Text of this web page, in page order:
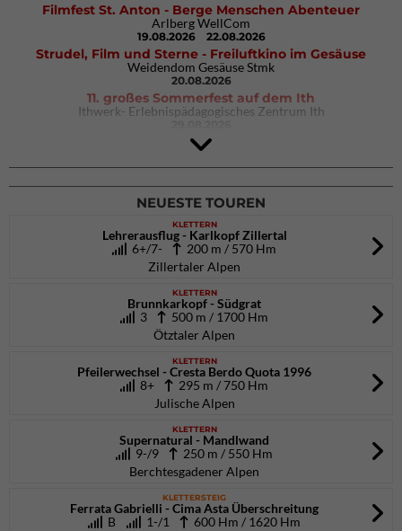
Filmfest St. Anton - Berge Menschen Abenteuer
Arlberg WellCom
19.08.2026 22.08.2026
Strudel, Film und Sterne - Freiluftkino im Gesäuse
Weidendom Gesäuse Stmk
20.08.2026
11. großes Sommerfest auf dem Ith
Ithwerk- Erlebnispädagogisches Zentrum Ith
Rock Master Arco
Arco (IT)
NEUESTE TOUREN
KLETTERN
Lehrerausflug - Karlkopf Zillertal
6+/7-
200 m / 570 Hm
Zillertaler Alpen
KLETTERN
Brunnkarkopf - Südgrat
3
500 m / 1700 Hm
Ötztaler Alpen
KLETTERN
Pfeilerwechsel - Cresta Berdo Quota 1996
8+
295 m / 750 Hm
Julische Alpen
KLETTERN
Supernatural - Mandlwand
9-/9
250 m / 550 Hm
Berchtesgadener Alpen
KLETTERSTEIG
Ferrata Gabrielli - Cima Asta Überschreitung
B
1-/1 600 Hm / 1620 Hm